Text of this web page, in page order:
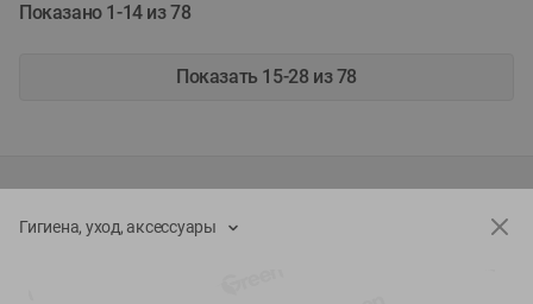
Показано 1-14 из 78
Показать 15-28 из 78
Гигиена, уход, аксессуары